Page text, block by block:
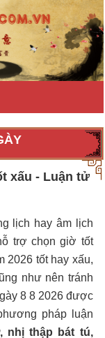
xấu - Luận tử
lịch hay âm lịch
trợ chọn giờ tốt
2026 tốt hay xấu,
như nên tránh
8 8 2026 được
pháp luận
nhị thập bát tú,